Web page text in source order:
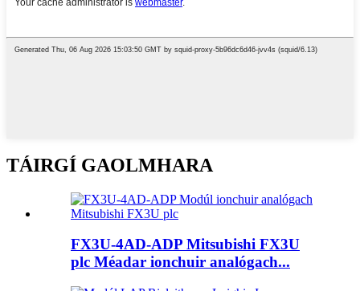
TÁIRGÍ GAOLMHARA
FX3U-4AD-ADP Mitsubishi FX3U
plc Méadar ionchuir analógach...